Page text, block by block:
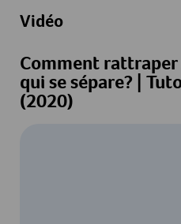
Vidéo
Comment rattraper
qui se sépare? |
(2020)